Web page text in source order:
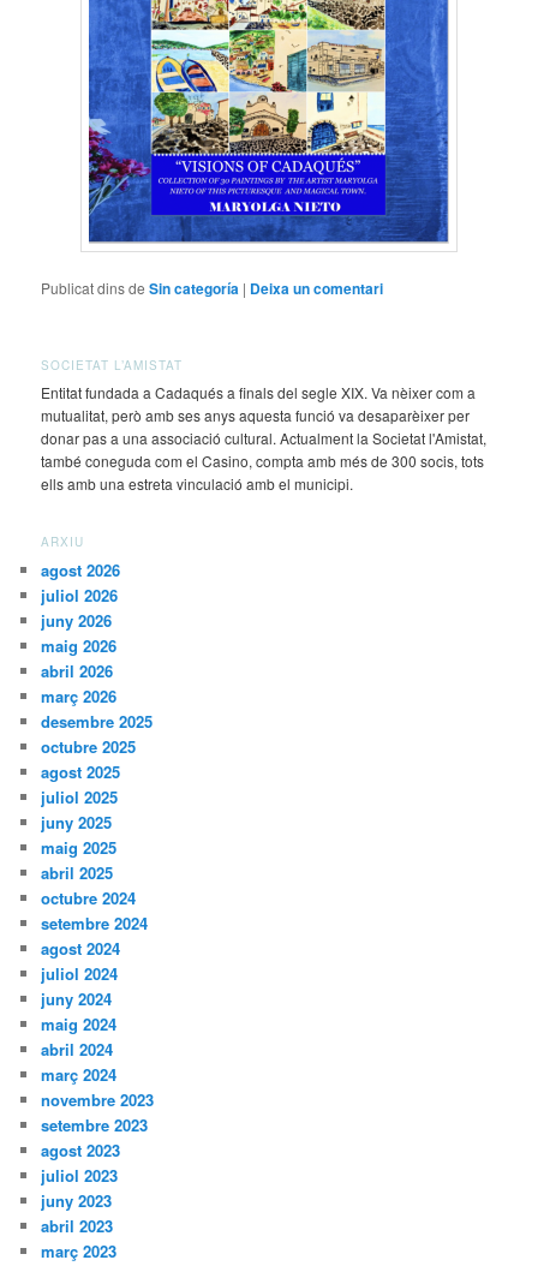
Publicat dins de Sin categoría | Deixa un comentari
SOCIETAT L’AMISTAT
Entitat fundada a Cadaqués a finals del segle XIX. Va nèixer com a
mutualitat, però amb ses anys aquesta funció va desaparèixer per
donar pas a una associació cultural. Actualment la Societat l'Amistat,
també coneguda com el Casino, compta amb més de 300 socis, tots
ells amb una estreta vinculació amb el municipi.
ARXIU
agost 2026
juliol 2026
juny 2026
maig 2026
abril 2026
març 2026
desembre 2025
octubre 2025
agost 2025
juliol 2025
juny 2025
maig 2025
abril 2025
octubre 2024
setembre 2024
agost 2024
juliol 2024
juny 2024
maig 2024
abril 2024
març 2024
novembre 2023
setembre 2023
agost 2023
juliol 2023
juny 2023
abril 2023
març 2023